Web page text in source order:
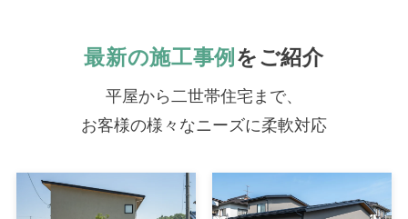
最新の施工事例 をご紹介
平屋から二世帯住宅まで、
お客様の様々なニーズに柔軟対応